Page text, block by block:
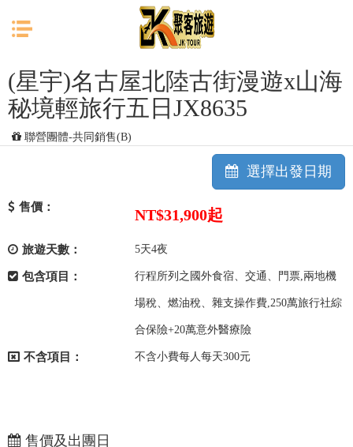
目前位置： 日本 北陸
(星宇)名古屋北陸古街漫遊x山海
秘境輕旅行五日JX8635
聯營團體-共同銷售(B)
售價： NT$31,900起
旅遊天數： 5天4夜
選擇出發日期
包含項目： 行程所列之國外食宿、交通、門票,兩地機
場稅、燃油稅、雜支操作費,250萬旅行社綜
合保險+20萬意外醫療險
不含項目： 不含小費每人每天300元
售價及出團日